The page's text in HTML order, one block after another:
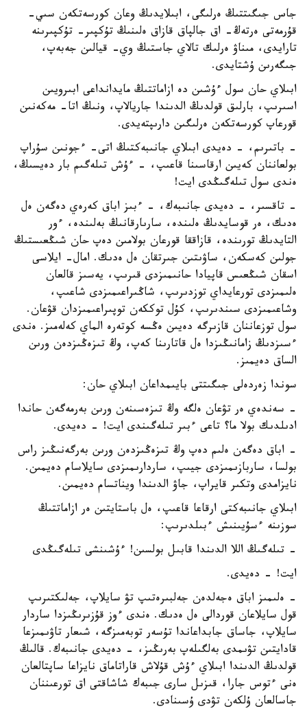
جاس جىگىتتىڭ ەرلىگى، ابىلايدىڭ وعان كورسەتكەن سىي-
قۇرمەتى ەرتەڭ- اق جالپاق قازاق ەلىنىڭ تۇكپىر- تۇكپىرىنە
تارايدى، مىناۋ ەرلىك تالاي جاستىڭ وي- قيالىن جەبەپ،
جىگەرىن ۇشتايدى.
ابىلاي حان سول ءۇشىن دە ازاماتتىڭ مايدانداعى ابىرويىن
اسىرىپ، بارلىق قولدىڭ الدىندا جاريالاپ، ونىڭ اتا- مەكەنىن
قورعاپ كورسەتكەن ەرلىگىن دارىپتەيدى.
- باتىرىم، - دەيدى ابىلاي جانىبەكتىڭ اتى- ءجونىن سۇراپ
بولعاننان كەيىن ارقاسىنا قاعىپ، - ءۇش تىلەگىم بار دەيسىڭ،
ەندى سول تىلەگىڭدى ايت!
- تاقسىر، - دەيدى جانىبەك، - ءبىز اباق كەرەي دەگەن ەل
ەدىك، ەر قوسايدىڭ ەلىندە، سارىارقانىڭ بەلىندە، ءور
التايدىڭ تورىندە، قازاققا قورعان بولامىن دەپ حان شىڭعىستىڭ
جولىن كەسكەن، ساۋىتىن جىرتقان ەل ەدىك. امال- ايلاسى
اسقان شىڭعىس قاپيادا حانىمىزدى قىرىپ، يەسىز قالعان
ەلىمىزدى تورعايداي توزدىرىپ، شاڭىراعىمىزدى شاعىپ،
وشاعىمىزدى سىندىرىپ، كۇل توككەن توپىراعىمىزدان قۋعان.
سول توزعاننان قازىرگە دەيىن ەڭسە كوتەرە الماي كەلەمىز. ەندى
ءسىزدىڭ زامانىڭىزدا ەل قاتارىنا كەپ، وڭ تىزەڭىزدەن ورىن
الساق دەيمىز.
سوندا زەردەلى جىگىتتى بايىمداعان ابىلاي حان:
- سەندەي ەر تۋعان ەلگە وڭ تىزەسىنەن ورىن بەرمەگەن حاندا
ادىلدىك بولا ما؟ تاعى ءبىر تىلەگىندى ايت! - دەيدى.
- اباق دەگەن ەلىم دەپ وڭ تىزەڭىزدەن ورىن بەرگەنىڭىز راس
بولسا، ساربازىمىزدى جيىپ، ساردارىمىزدى سايلاسام دەيمىن.
نايزامدى وتكىر قايراپ، جاۋ الدىندا ويناتسام دەيمىن.
ابىلاي جانىبەكتى ارقاعا قاعىپ، ەل باستايتىن ەر ازاماتتىڭ
سوزىنە ءسۇيىنىش ءبىلدىرىپ:
- تىلەگىڭ اللا الدىندا قابىل بولسىن! ءۇشىنشى تىلەگىڭدى
ايت! - دەيدى.
- ەلىمىز اباق ەجەلدەن جەلبىرەتىپ تۋ سايلاپ، جەلىكتىرىپ
قول سايلاعان قوردالى ەل ەدىك. ەندى ءوز قۇزىرىڭىزدا ساردار
سايلاپ، جاساق جابداعاندا تۇسەر توبەمىزگە، شىعار تاۋىمىزعا
قادايتىن تۋىمدى بەلگىلەپ بەرىڭىز، - دەيدى جانىبەك. قالىڭ
قولدىڭ الدىندا ابىلاي ءۇش قۇلاش قاراتاماق نايزاعا ساپتالعان
ەنى ءتوس جارا، قىزىل سارى جىبەك شاشاقتى اق تورعىننان
جاسالعان ۇلكەن تۋدى ۇسىنادى.